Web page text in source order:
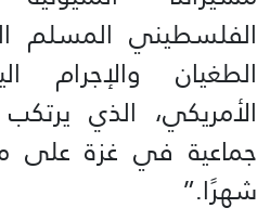
الفلسطيني المسلم
الطغيان والإجرام
الأمريكي، الذي
جماعية في غزة على
شهرًا.”